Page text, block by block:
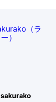
sakurako